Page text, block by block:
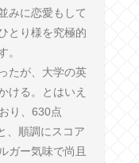
みに恋愛もして
とり様を究極的
。
たが、大学の英
ける。とはいえ
り、630点
順調にスコア
ガー気味で尚且